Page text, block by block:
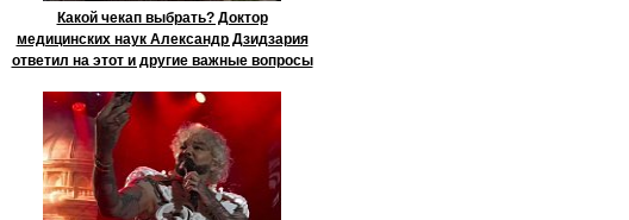
Какой чекап выбрать? Доктор
медицинских наук Александр Дзидзария
ответил на этот и другие важные вопросы